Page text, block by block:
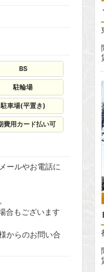
BS
駐輪場
駐車場(平置き)
費用カード払い可
ールやお電話に
合もございます
からのお問い合